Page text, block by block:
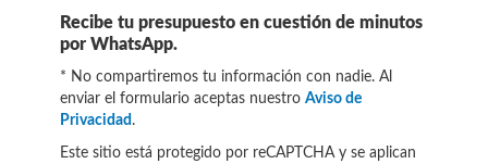
Recibe tu presupuesto en cuestión de minutos
por WhatsApp.
* No compartiremos tu información con nadie. Al
enviar el formulario aceptas nuestro Aviso de
Privacidad .
Este sitio está protegido por reCAPTCHA y se aplican